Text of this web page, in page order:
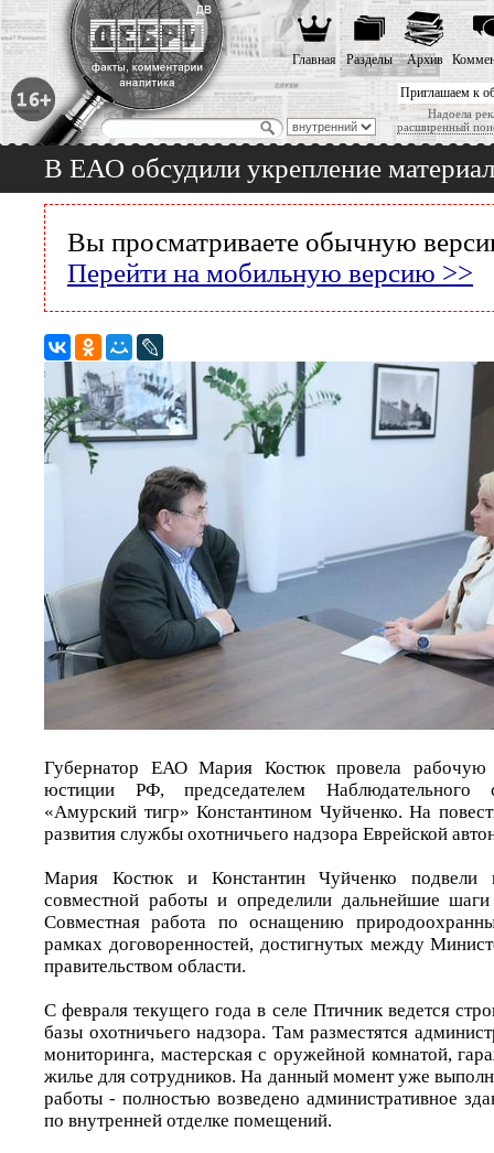
Приглашаем к
Надоела
расширенный
Главная Разделы Архив
В ЕАО обсудили укрепление
Вы просматриваете обычную
Перейти на мобильную версию >>
Губернатор ЕАО Мария Костюк провела рабочую
юстиции РФ, председателем
«Амурский тигр» Константином Чуйченко. На
развития службы охотничьего надзора Еврейской
Мария Костюк и Константин Чуйченко подвели
совместной работы и определили дальнейшие
Совместная работа по оснащению
рамках договоренностей, достигнутых между
правительством области.
С февраля текущего года в селе Птичник ведется
базы охотничьего надзора. Там разместятся
мониторинга, мастерская с оружейной комнатой,
жилье для сотрудников. На данный момент уже
работы - полностью возведено административное
по внутренней отделке помещений.